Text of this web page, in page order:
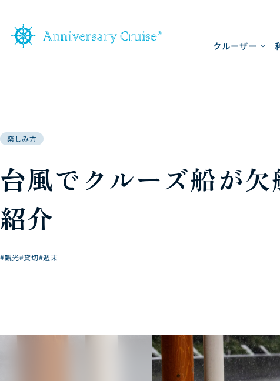
クルーザー
楽しみ方
台風でクルーズ船が
紹介
#観光#貸切#週末